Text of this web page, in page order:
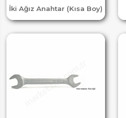
İki Ağız Anahtar (Kısa Boy)